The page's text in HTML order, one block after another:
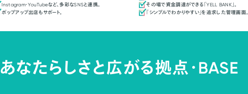
Instagram・YouTubeなど、多彩なSNSと連携。
ポップアップ出店もサポート。
その場で資金調達ができる「YELL BANK」。
「シンプルでわかりやすい」を追求した管理画面。
あなたらしさと広がる拠点・BASE